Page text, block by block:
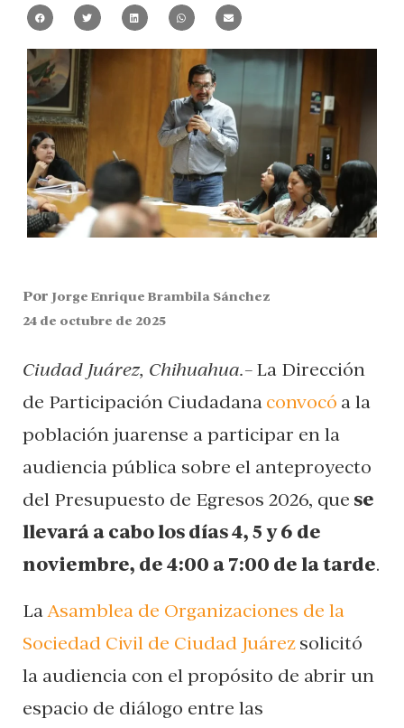
Por Jorge Enrique Brambila Sánchez
24 de octubre de 2025
Ciudad Juárez, Chihuahua.– La Dirección
de Participación Ciudadana convocó a la
población juarense a participar en la
audiencia pública sobre el anteproyecto
del Presupuesto de Egresos 2026, que se
llevará a cabo los días 4, 5 y 6 de
noviembre, de 4:00 a 7:00 de la tarde.
LaAsamblea de Organizaciones de la
Sociedad Civil de Ciudad Juárez solicitó
la audiencia con el propósito de abrir un
espacio de diálogo entre las